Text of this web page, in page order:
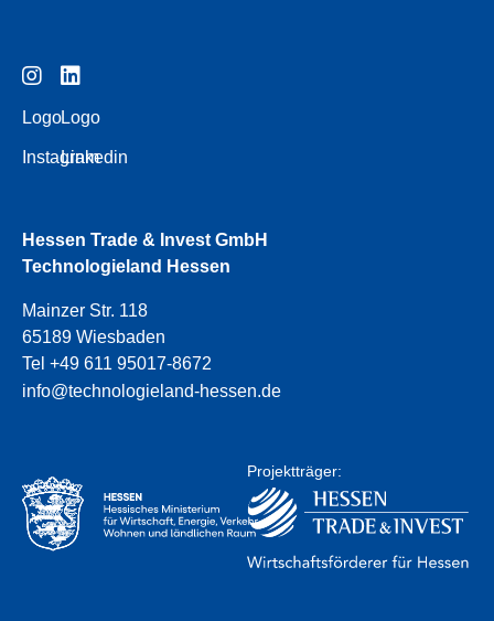
Logo
Instagram
Logo
Linkedin
Hessen Trade & Invest GmbH
Technologieland Hessen
Mainzer Str. 118
65189 Wiesbaden
Tel +49 611 95017-8672
info@technologieland-hessen.de
Projektträger: